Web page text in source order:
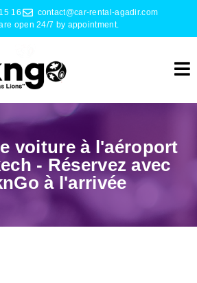
16
contact@car-rental-agadir.com
open 24/7 by appointment.
voiture à l'aéroport
- Réservez avec
à l'arrivée